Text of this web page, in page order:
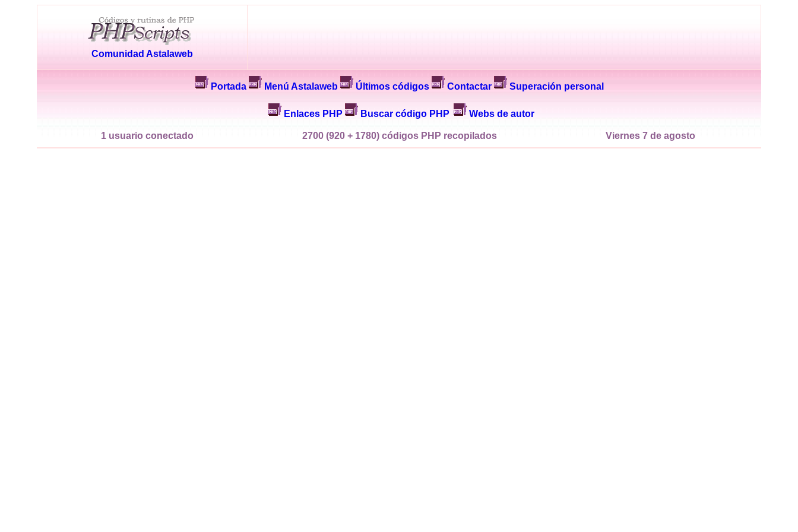
Comunidad Astalaweb
Portada Menú Astalaweb Últimos códigos Contactar Superación personal
Enlaces PHP Buscar código PHP Webs de autor
1 usuario conectado 2700 (920 + 1780) códigos PHP recopilados Viernes 7 de agosto